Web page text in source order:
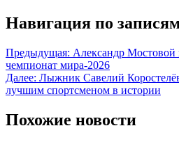
Навигация по
Предыдущая: Александр Мостовой
чемпионат мира-2026
Далее: Лыжник Савелий
лучшим спортсменом в истории
Похожие новости